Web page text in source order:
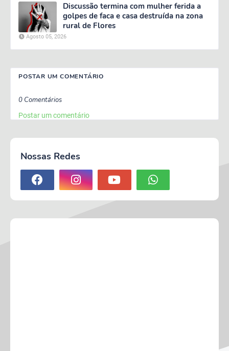
Discussão termina com mulher ferida a
golpes de faca e casa destruída na zona
rural de Flores
Agosto 05, 2026
POSTAR UM COMENTÁRIO
0 Comentários
Postar um comentário
Nossas Redes